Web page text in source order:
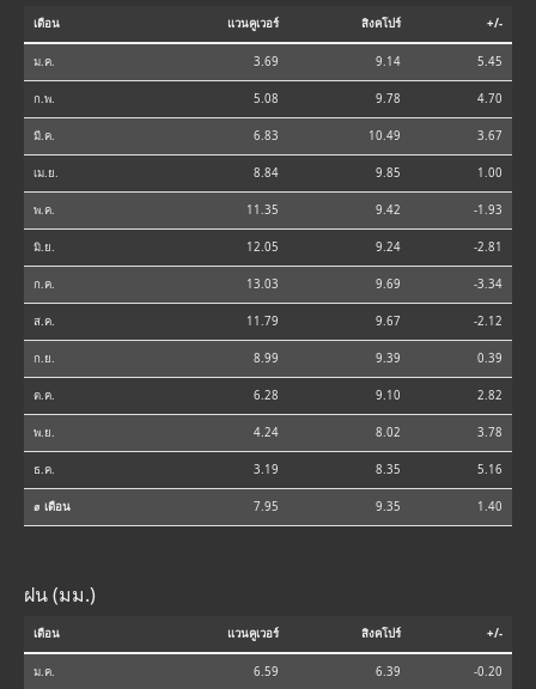
เดือน แวนคูเวอร์ สิงคโปร์ +/-
ม.ค. 3.69 9.14 5.45
ก.พ. 5.08 9.78 4.70
มี.ค. 6.83 10.49 3.67
เม.ย. 8.84 9.85 1.00
พ.ค. 11.35 9.42 -1.93
มิ.ย. 12.05 9.24 -2.81
ก.ค. 13.03 9.69 -3.34
ส.ค. 11.79 9.67 -2.12
ก.ย. 8.99 9.39 0.39
ต.ค. 6.28 9.10 2.82
พ.ย. 4.24 8.02 3.78
ธ.ค. 3.19 8.35 5.16
⌀ เดือน 7.95 9.35 1.40
ฝน (มม.)
เดือน แวนคูเวอร์ สิงคโปร์ +/-
ม.ค. 6.59 6.39 -0.20